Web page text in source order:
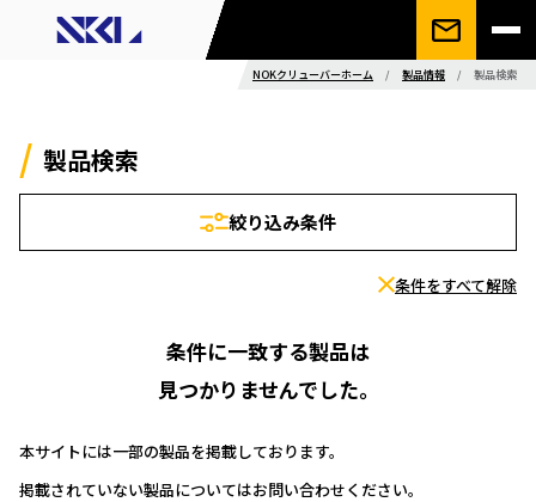
NOKクリューバーホーム / 製品情報 / 製品検索
製品検索
絞り込み条件
条件をすべて解除
条件に一致する製品は
見つかりませんでした。
本サイトには一部の製品を掲載しております。
掲載されていない製品についてはお問い合わせください。